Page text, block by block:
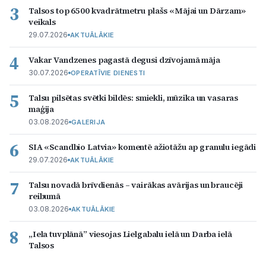
3
Talsos top 6500 kvadrātmetru plašs «Mājai un Dārzam»
veikals
29.07.2026 AKTUĀLĀKIE
4 Vakar Vandzenes pagastā degusi dzīvojamā māja
30.07.2026 OPERATĪVIE DIENESTI
5
Talsu pilsētas svētki bildēs: smiekli, mūzika un vasaras
maģija
03.08.2026 GALERIJA
6 SIA «Scandbio Latvia» komentē ažiotāžu ap granulu iegādi
29.07.2026 AKTUĀLĀKIE
7
Talsu novadā brīvdienās – vairākas avārijas un braucēji
reibumā
03.08.2026 AKTUĀLĀKIE
8
„Iela tuvplānā” viesojas Lielgabalu ielā un Darba ielā
Talsos